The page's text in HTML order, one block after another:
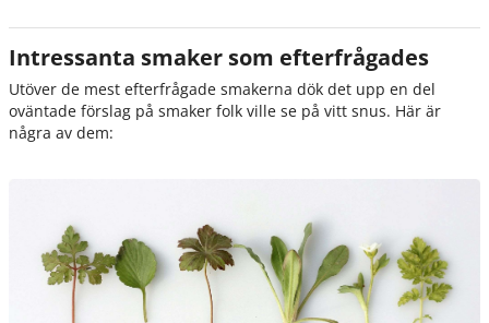
Intressanta smaker som efterfrågades
Utöver de mest efterfrågade smakerna dök det upp en del
oväntade förslag på smaker folk ville se på vitt snus. Här är
några av dem: